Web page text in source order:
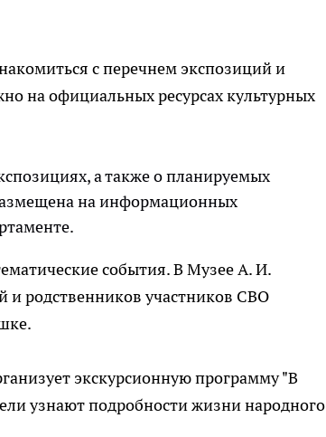
с перечнем экспозиций и
на официальных ресурсах культурных
а также о планируемых
на информационных
события. В Музее А. И.
и родственников участников СВО
экскурсионную программу "В
узнают подробности жизни народного